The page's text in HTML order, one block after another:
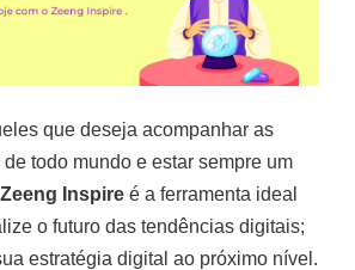
que deseja acompanhar as
todo mundo e estar sempre um
Zeeng Inspire é a ferramenta ideal
o futuro das tendências digitais;
estratégia digital ao próximo nível.